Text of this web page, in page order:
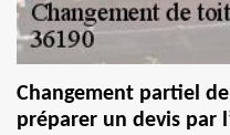
Changement partiel
préparer un devis par